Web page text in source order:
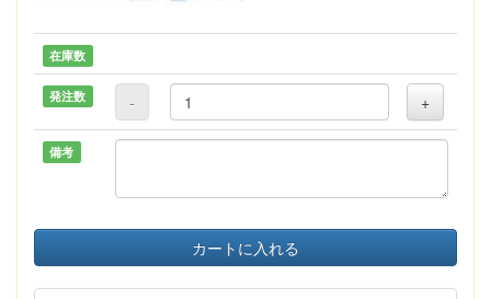
在庫数
発注数 - +
備考
カートに入れる